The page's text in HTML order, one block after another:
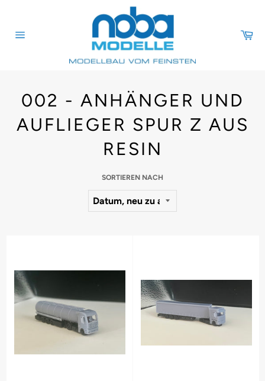
Inhalt
002 - ANHÄNGER UND
AUFLIEGER SPUR Z AUS
RESIN
SORTIEREN NACH